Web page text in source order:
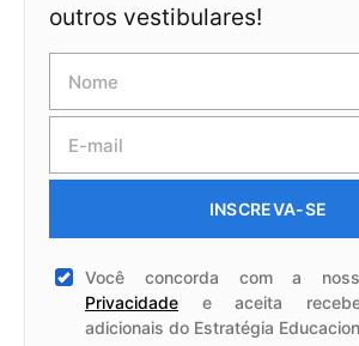
outros vestibulares!
INSCREVA-SE
Você concorda com a
Privacidade e aceita
adicionais do Estratégia